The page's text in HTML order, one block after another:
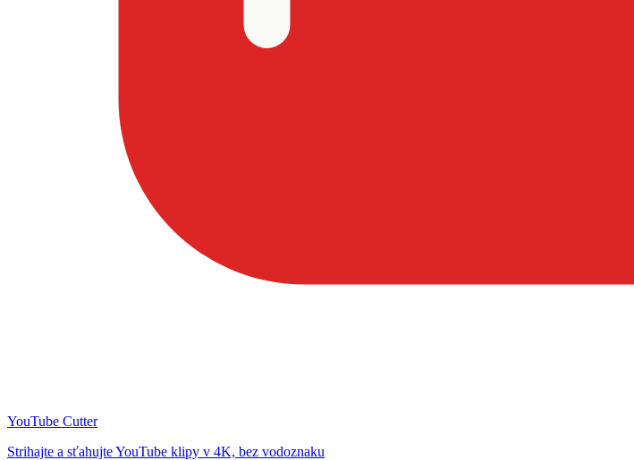
YouTube Cutter
Strihajte a sťahujte YouTube klipy v 4K, bez vodoznaku